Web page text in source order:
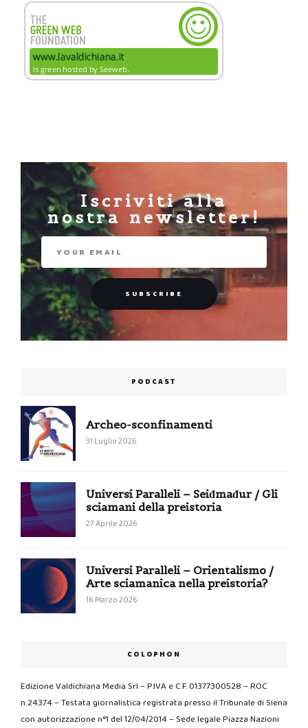
Iscriviti alla
nostra newsletter!
PODCAST
Archeo-sconfinamenti
31 Luglio 2026
Universi Paralleli – Seiđmađur / Gli
sciamani della preistoria
27 Aprile 2026
Universi Paralleli – Orientalismo /
Arte sciamanica nella preistoria?
16 Marzo 2026
COLOPHON
Edizione Valdichiana Media Srl – P.IVA e C.F. 01377300528 – ROC
n.24374 – Testata giornalistica registrata presso il Tribunale di Siena
con autorizzazione n°1 del 12/04/2014 – Sede legale Piazza Nazioni